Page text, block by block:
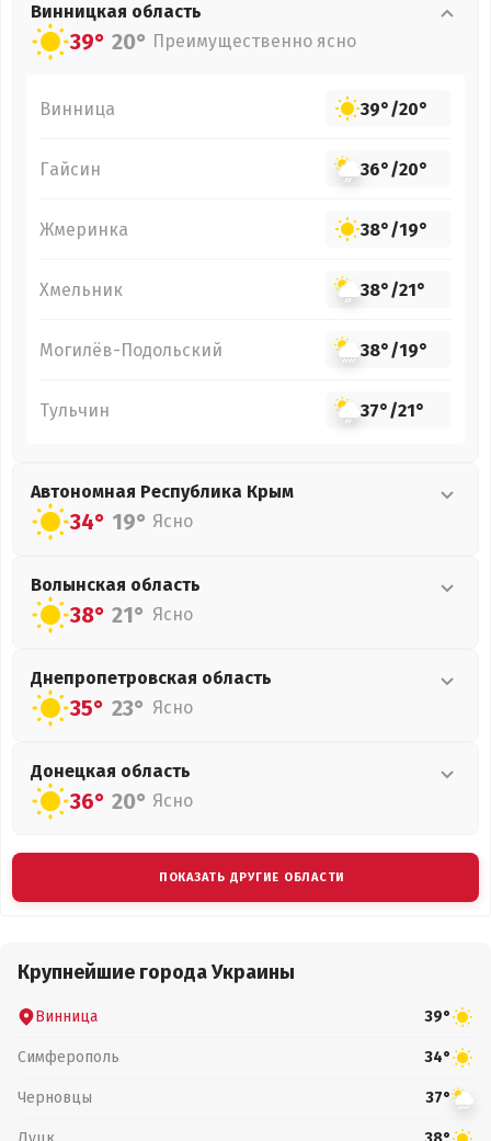
Винницкая область
39° 20° Преимущественно ясно
Винница 39°/20°
Гайсин 36°/20°
Жмеринка 38°/19°
Хмельник 38°/21°
Могилёв-Подольский 38°/19°
Тульчин 37°/21°
Автономная Республика Крым
34° 19° Ясно
Волынская область
38° 21° Ясно
Днепропетровская область
35° 23° Ясно
Донецкая область
36° 20° Ясно
ПОКАЗАТЬ ДРУГИЕ ОБЛАСТИ
Крупнейшие города Украины
Винница 39°
Симферополь 34°
Черновцы 37°